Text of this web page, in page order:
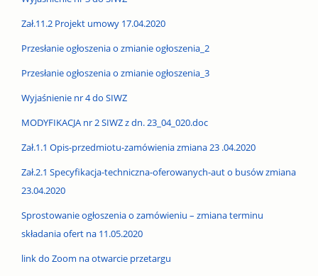
Zał.11.2 Projekt umowy 17.04.2020
Przesłanie ogłoszenia o zmianie ogłoszenia_2
Przesłanie ogłoszenia o zmianie ogłoszenia_3
Wyjaśnienie nr 4 do SIWZ
MODYFIKACJA nr 2 SIWZ z dn. 23_04_020.doc
Zał.1.1 Opis-przedmiotu-zamówienia zmiana 23 .04.2020
Zał.2.1 Specyfikacja-techniczna-oferowanych-aut o busów zmiana
23.04.2020
Sprostowanie ogłoszenia o zamówieniu – zmiana terminu
składania ofert na 11.05.2020
link do Zoom na otwarcie przetargu